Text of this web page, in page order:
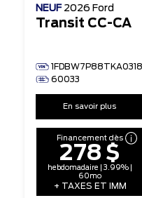
NEUF 2026 Ford
Transit CC-CA
60033
En savoir plus
Financement dès
278 $
hebdomadaire | 3.99% |
60mo
+ TAXES ET IMM